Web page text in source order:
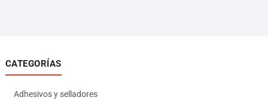
CATEGORÍAS
Adhesivos y selladores